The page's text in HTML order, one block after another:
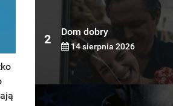
2
Dom dobry
14 sierpnia 2026